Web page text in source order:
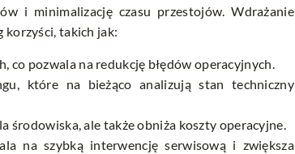
i minimalizację czasu przestojów. Wdrażanie
korzyści, takich jak:
co pozwala na redukcję błędów operacyjnych.
które na bieżąco analizują stan techniczny
środowiska, ale także obniża koszty operacyjne.
na szybką interwencję serwisową i zwiększa